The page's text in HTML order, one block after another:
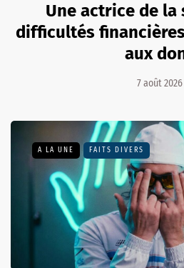
Une actrice de la
difficultés
aux
7 août 2026
A LA UNE FAITS DIVERS